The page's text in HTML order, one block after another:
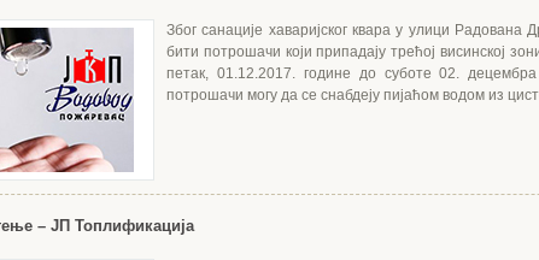
Због санације хаваријског квара у улици Радована
бити потрошачи који припадају трећој висинској
петак, 01.12.2017. године до суботе 02.
потрошачи могу да се снабдеју пијаћом водом из
– ЈП Топлификација